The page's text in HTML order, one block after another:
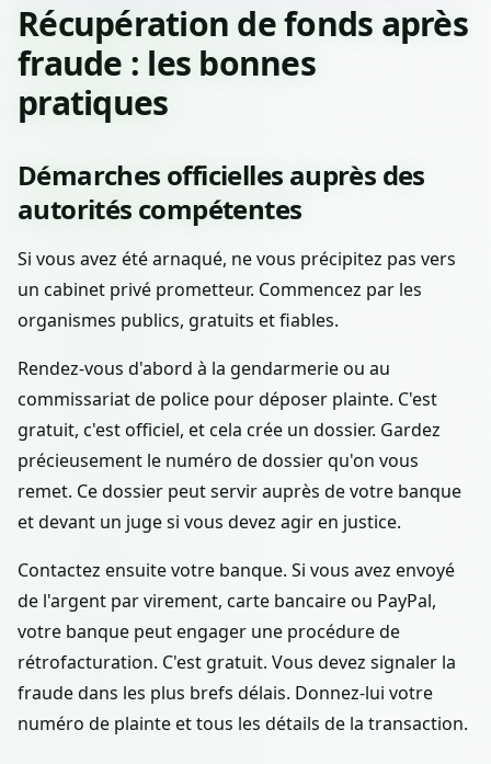
Récupération de fonds après
fraude : les bonnes
pratiques
Démarches officielles auprès des
autorités compétentes
Si vous avez été arnaqué, ne vous précipitez pas vers
un cabinet privé prometteur. Commencez par les
organismes publics, gratuits et fiables.
Rendez-vous d'abord à la gendarmerie ou au
commissariat de police pour déposer plainte. C'est
gratuit, c'est officiel, et cela crée un dossier. Gardez
précieusement le numéro de dossier qu'on vous
remet. Ce dossier peut servir auprès de votre banque
et devant un juge si vous devez agir en justice.
Contactez ensuite votre banque. Si vous avez envoyé
de l'argent par virement, carte bancaire ou PayPal,
votre banque peut engager une procédure de
rétrofacturation. C'est gratuit. Vous devez signaler la
fraude dans les plus brefs délais. Donnez-lui votre
numéro de plainte et tous les détails de la transaction.